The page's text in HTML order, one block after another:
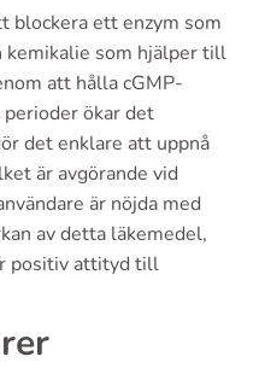
blockera ett enzym som
kemikalie som hjälper till
att hålla cGMP-
ökar det
det enklare att uppnå
är avgörande vid
är nöjda med
av detta läkemedel,
positiv attityd till